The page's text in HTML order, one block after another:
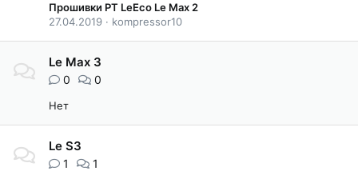
Прошивки PT LeEco Le Max 2
27.04.2019
kompressor10
Le Max 3
0 0
Нет
Le S3
1 1